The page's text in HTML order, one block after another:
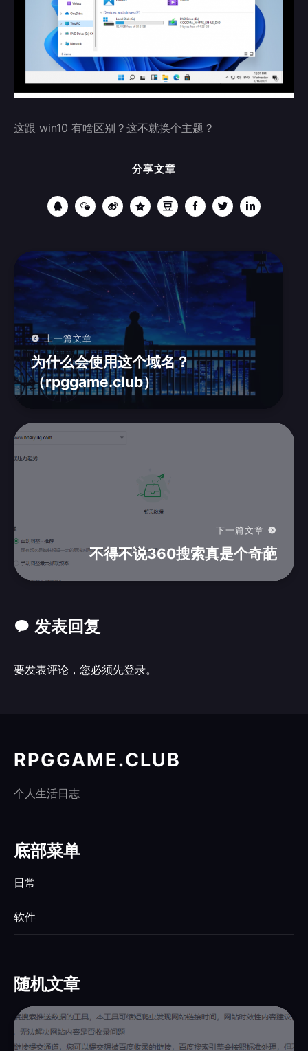
这跟 win10 有啥区别？这不就换个主题？
分享文章
上一篇文章
为什么会使用这个域名？
（rpggame.club）
下一篇文章
不得不说360搜索真是个奇葩
发表回复
要发表评论，您必须先登录。
RPGGAME.CLUB
个人生活日志
底部菜单
日常
软件
随机文章